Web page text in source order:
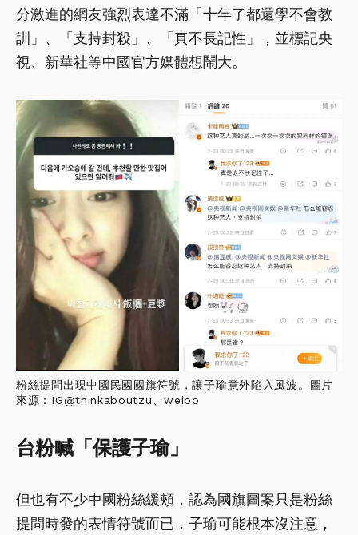
分激進的網友強烈表達不滿「十年了都還學不會教
訓」、「支持封殺」、「真不長記性」，並標記央
視、新華社等中國官方媒體想鬧大。
粉絲提問出現中國民國國旗符號，讓子瑜意外陷入風波。圖片
來源：IG@thinkaboutzu、weibo
台粉喊「保護子瑜」
但也有不少中國粉絲緩頰，認為國旗圖案只是粉絲
提問時發的表情符號而已，子瑜可能根本沒注意，